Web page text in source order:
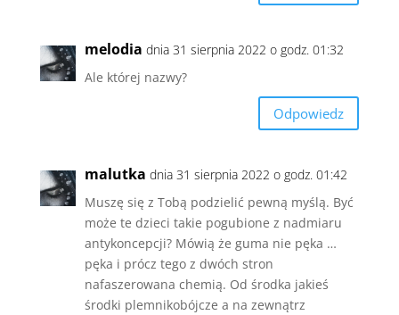
melodia dnia 31 sierpnia 2022 o godz. 01:32
Ale której nazwy?
Odpowiedz
malutka dnia 31 sierpnia 2022 o godz. 01:42
Muszę się z Tobą podzielić pewną myślą. Być
może te dzieci takie pogubione z nadmiaru
antykoncepcji? Mówią że guma nie pęka …
pęka i prócz tego z dwóch stron
nafaszerowana chemią. Od środka jakieś
środki plemnikobójcze a na zewnątrz